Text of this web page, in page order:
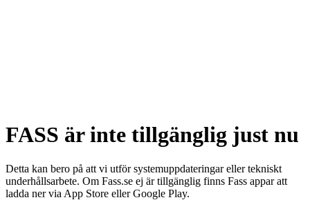
FASS är inte tillgänglig just nu
Detta kan bero på att vi utför systemuppdateringar eller tekniskt
underhållsarbete. Om Fass.se ej är tillgänglig finns Fass appar att
ladda ner via App Store eller Google Play.